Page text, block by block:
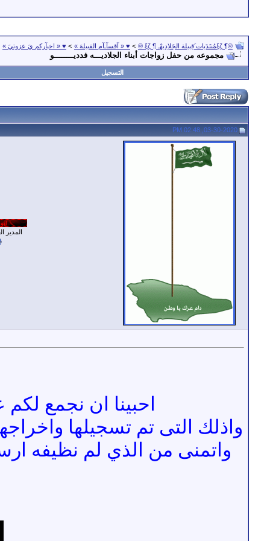
®¶ ξζمُنتَدَيات َقِبيلة الجَلاِديهْـ ¶ ξζ ® > ♥ « آقسآـآم القبيلهَ » > ♥ « اخبآركم يَ عزوتيَ »
مجموعه من حفل زواجات أبناء الجلاديـــه فدديــــــــو
التسجيل
03-30-2020, 02:48 PM
المدير
احبينا ان نجمع لكم
واذلك التى تم تسجيلها
واتمنى من الذي لم نظيفه